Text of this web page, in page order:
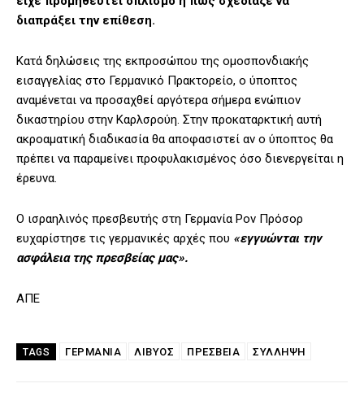
διαπράξει την επίθεση.
Κατά δηλώσεις της εκπροσώπου της ομοσπονδιακής
εισαγγελίας στο Γερμανικό Πρακτορείο, ο ύποπτος
αναμένεται να προσαχθεί αργότερα σήμερα ενώπιον
δικαστηρίου στην Καρλσρούη. Στην προκαταρκτική αυτή
ακροαματική διαδικασία θα αποφασιστεί αν ο ύποπτος θα
πρέπει να παραμείνει προφυλακισμένος όσο διενεργείται η
έρευνα.
Ο ισραηλινός πρεσβευτής στη Γερμανία Ρον Πρόσορ
ευχαρίστησε τις γερμανικές αρχές που «εγγυώνται την
ασφάλεια της πρεσβείας μας».
ΑΠΕ
TAGS ΓΕΡΜΑΝΙΑ ΛΙΒΥΟΣ ΠΡΕΣΒΕΙΑ ΣΥΛΛΗΨΗ